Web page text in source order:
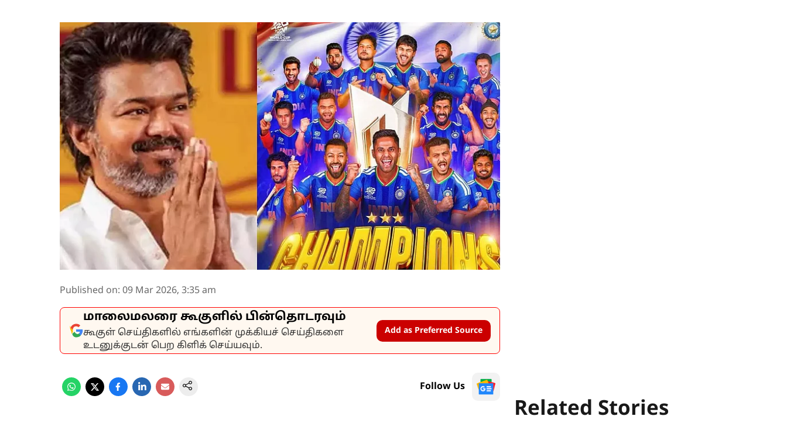
Published on: 09 Mar 2026, 3:35 am
மாலைமலரை கூகுளில் பின்தொடரவும்
கூகுள் செய்திகளில் எங்களின் முக்கியச் செய்திகளை
உடனுக்குடன் பெற கிளிக் செய்யவும்.
Add as Preferred Source
Follow Us
Related Stories